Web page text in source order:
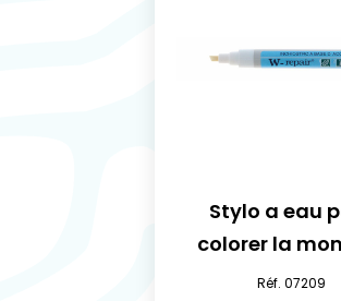
Stylo a eau
colorer la
transparent
Réf. 07209